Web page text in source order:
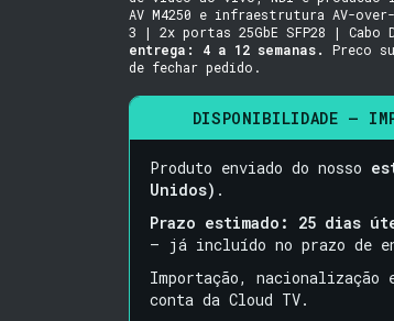
AV M4250 e infraestrutura AV-
3 | 2x portas 25GbE SFP28 | Cabo
entrega: 4 a 12 semanas.
Preco
de fechar pedido.
DISPONIBILIDADE —
Produto enviado do nosso
Unidos) .
Prazo estimado: 25 dias
— já incluído no prazo de
Importação, nacionalização
conta da Cloud TV.